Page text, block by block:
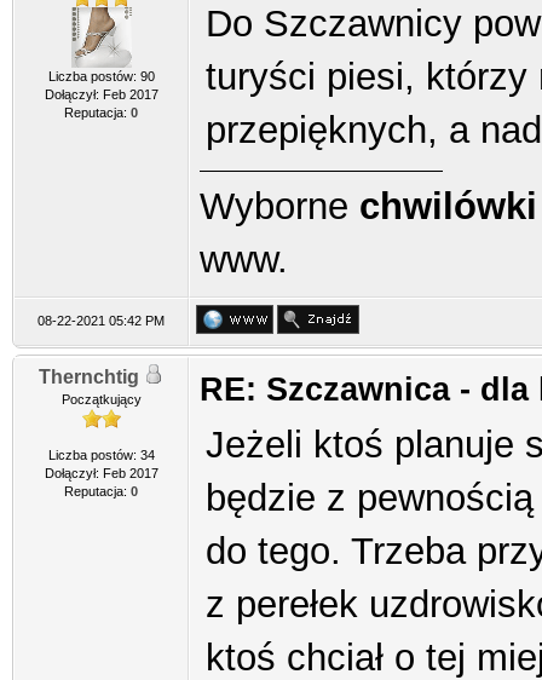
Liczba postów: 90
Dołączył: Feb 2017
Reputacja: 0
Do Szczawnicy
turyści piesi, którzy
przepięknych, a
Wyborne chwilówki
www.
08-22-2021 05:42 PM
Thernchtig
Początkujący
Liczba postów: 34
Dołączył: Feb 2017
Reputacja: 0
RE: Szczawnica - dla
Jeżeli ktoś planuje
będzie z
do tego. Trzeba
z perełek
ktoś chciał o tej